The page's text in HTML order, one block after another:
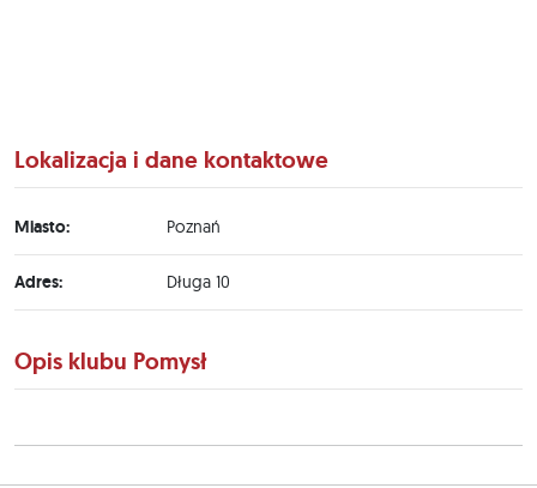
Lokalizacja i dane kontaktowe
Miasto: Poznań
Adres: Długa 10
Opis klubu Pomysł